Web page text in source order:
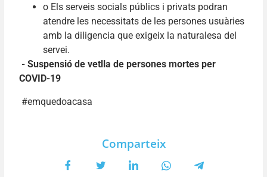
o Els serveis socials públics i privats podran
atendre les necessitats de les persones usuàries
amb la diligencia que exigeix la naturalesa del
servei.
- Suspensió de vetlla de persones mortes per
COVID-19
#emquedoacasa
Comparteix